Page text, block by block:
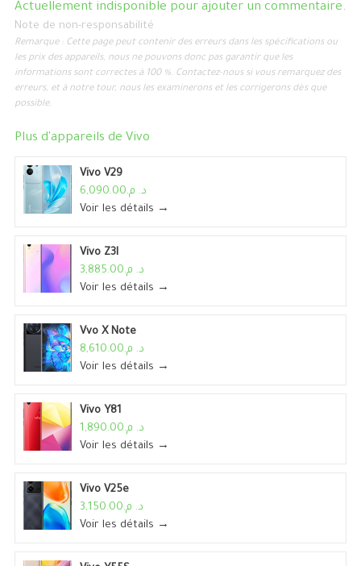
Actuellement indisponible pour ajouter un commentaire.
Note de non-responsabilité
Remarque : Cette page peut contenir des erreurs dans les spécifications ou
les prix des appareils, nous ne pouvons donc pas garantir que les
informations sont correctes à 100 %. Contactez-nous si vous remarquez des
erreurs, et à notre tour, nous les examinerons et les corrigerons dès que
possible.
Plus d'appareils de Vivo
Vivo V29
د. م.6,090.00
Voir les détails →
Vivo Z3I
د. م.3,885.00
Voir les détails →
Vvo X Note
د. م.8,610.00
Voir les détails →
Vivo Y81
د. م.1,890.00
Voir les détails →
Vivo V25e
د. م.3,150.00
Voir les détails →